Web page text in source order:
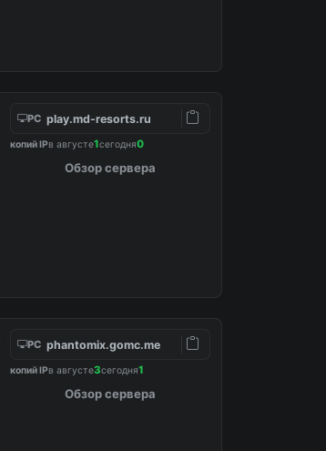
PC play.md-resorts.ru
копий IPв августе1сегодня0
Обзор сервера
PC phantomix.gomc.me
копий IPв августе3сегодня1
Обзор сервера